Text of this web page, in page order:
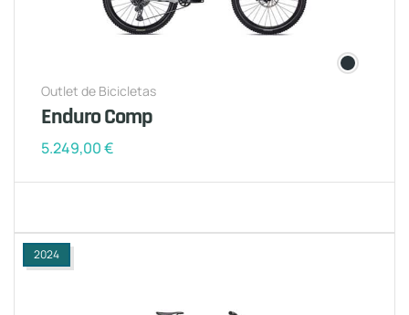
Outlet de Bicicletas
Enduro Comp
5.249,00€
2024